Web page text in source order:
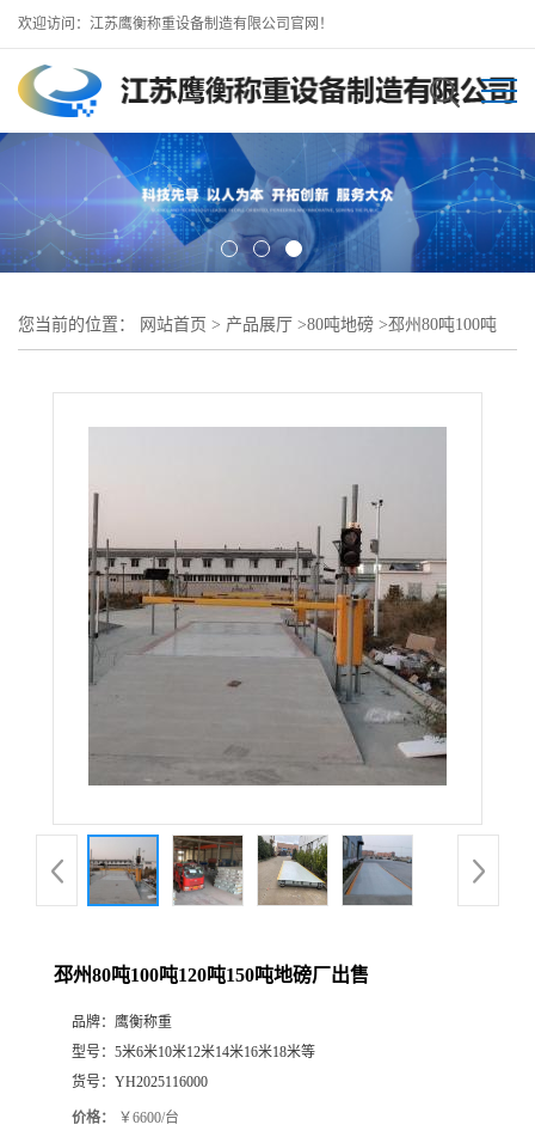
欢迎访问：江苏鹰衡称重设备制造有限公司官网！
您当前的位置： 网站首页 > 产品展厅 >80吨地磅 >邳州80吨100吨
邳州80吨100吨120吨150吨地磅厂出售
品牌： 鹰衡称重
型号： 5米6米10米12米14米16米18米等
货号： YH2025116000
价格： ￥6600/台